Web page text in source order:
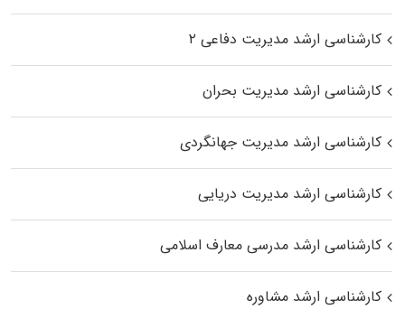
کارشناسی ارشد مدیریت دفاعی ۲
کارشناسی ارشد مدیریت بحران
کارشناسی ارشد مدیریت جهانگردی
کارشناسی ارشد مدیریت دریایی
کارشناسی ارشد مدرسی معارف اسلامی
کارشناسی ارشد مشاوره